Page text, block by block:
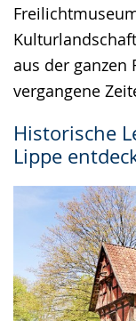
aus der ganzen
vergangene
Historische
Lippe